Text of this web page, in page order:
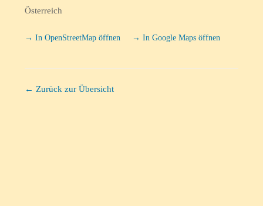
Österreich
→ In OpenStreetMap öffnen → In Google Maps öffnen
← Zurück zur Übersicht